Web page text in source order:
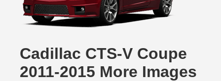
Cadillac CTS-V Coupe
2011-2015 More Images